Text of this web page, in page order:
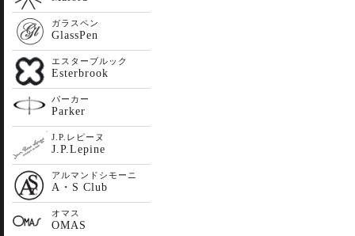
ガラスペン
GlassPen
エスターブルック
Esterbrook
パーカー
Parker
J.P.レピーヌ
J.P.Lepine
アルマンドシモーニ
A・S Club
オマス
OMAS